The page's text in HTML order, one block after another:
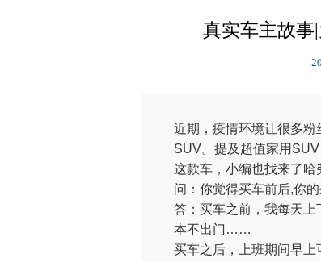
真实车主故事
近期，疫情环境让很多
SUV。提及超值家用
这款车，小编也找来了哈
问：你觉得买车前后,你
答：买车之前，我每天
本不出门……
买车之后，上班期间早上